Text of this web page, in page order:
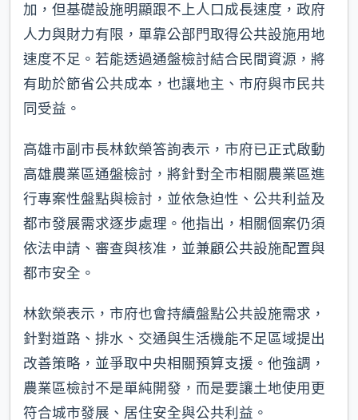
加，但基礎設施明顯跟不上人口成長速度，政府
人力與財力有限，單靠公部門取得公共設施用地
速度不足。若能透過通盤檢討結合民間資源，將
有助於節省公共成本，也讓地主、市府與市民共
同受益。
高雄市副市長林欽榮答詢表示，市府已正式啟動
高雄農業區通盤檢討，將針對全市相關農業區進
行專案性盤點與檢討，並依急迫性、公共利益及
都市發展需求逐步處理。他指出，相關個案仍須
依法申請、審查與核准，並兼顧公共設施配置與
都市安全。
林欽榮表示，市府也會持續盤點公共設施需求，
針對道路、排水、交通與生活機能不足區域提出
改善策略，並爭取中央相關預算支援。他強調，
農業區檢討不是單純開發，而是要讓土地使用更
符合城市發展、居住安全與公共利益。